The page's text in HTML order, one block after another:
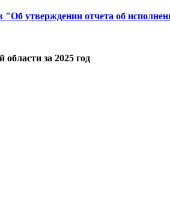
утверждении отчета об
за 2025 год